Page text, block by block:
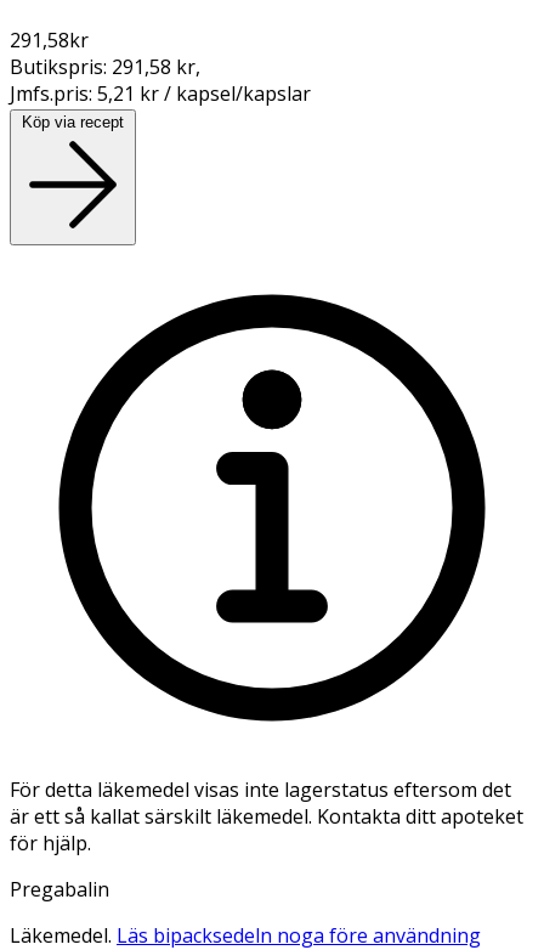
291,58kr
Butikspris: 291,58 kr,
Jmfs.pris: 5,21 kr / kapsel/kapslar
Köp via recept
För detta läkemedel visas inte lagerstatus eftersom det
är ett så kallat särskilt läkemedel. Kontakta ditt apoteket
för hjälp.
Pregabalin
Läkemedel. Läs bipacksedeln noga före användning